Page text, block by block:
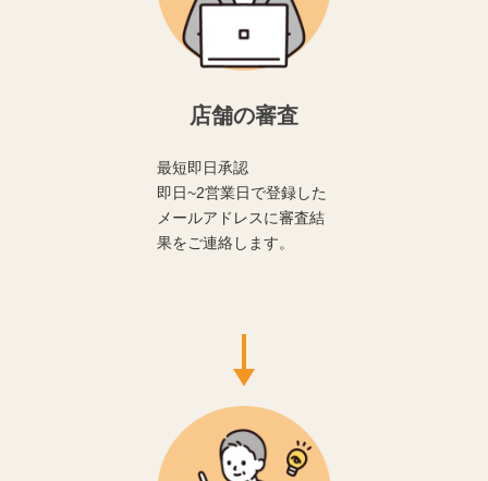
店舗の審査
最短即日承認
即日~2営業日で登録した
メールアドレスに審査結
果をご連絡します。